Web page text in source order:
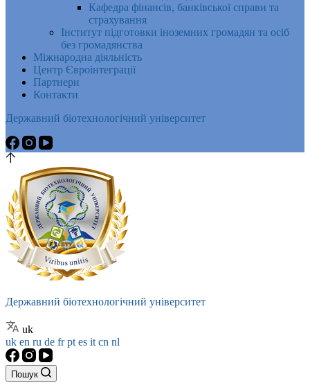
Кафедра фінансів, банківської справи та
страхування
Інститут підготовки іноземних громадян та осіб
без громадянства
Міжнародна діяльність
Центр Євроінтеграції
Партнери
Контакти
Державний біотехнологічний університет
Державний біотехнологічний університет
uk
uk en ru de frpt es it cn nl
Пошук